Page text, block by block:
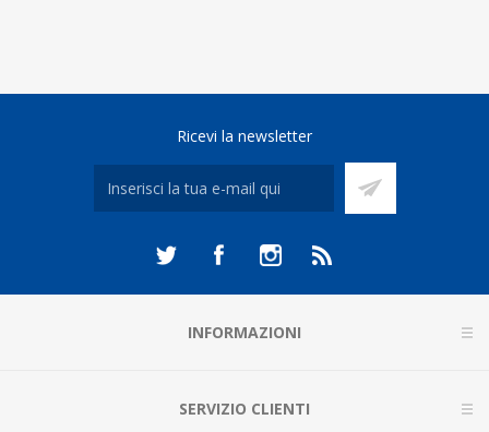
Ricevi la newsletter
INFORMAZIONI
SERVIZIO CLIENTI